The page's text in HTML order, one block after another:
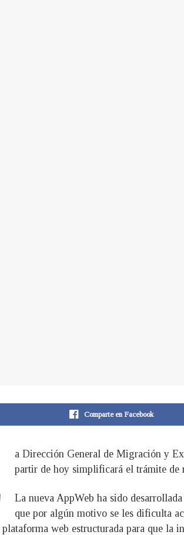
Comparte en Facebook
a Dirección General de Migración y
partir de hoy simplificará el trámite de
La nueva AppWeb ha sido
que por algún motivo se les dificulta
web estructurada para que la